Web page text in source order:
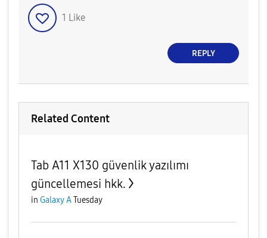
1 Like
REPLY
Related Content
Tab A11 X130 güvenlik yazılımı
güncellemesi hkk.
in Galaxy ATuesday